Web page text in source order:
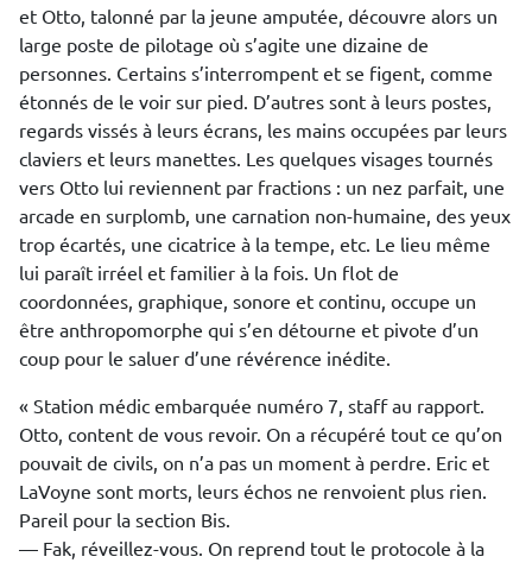
et Otto, talonné par la jeune amputée, découvre alors un
large poste de pilotage où s’agite une dizaine de
personnes. Certains s’interrompent et se figent, comme
étonnés de le voir sur pied. D’autres sont à leurs postes,
regards vissés à leurs écrans, les mains occupées par leurs
claviers et leurs manettes. Les quelques visages tournés
vers Otto lui reviennent par fractions : un nez parfait, une
arcade en surplomb, une carnation non-humaine, des yeux
trop écartés, une cicatrice à la tempe, etc. Le lieu même
lui paraît irréel et familier à la fois. Un flot de
coordonnées, graphique, sonore et continu, occupe un
être anthropomorphe qui s’en détourne et pivote d’un
coup pour le saluer d’une révérence inédite.
« Station médic embarquée numéro 7, staff au rapport.
Otto, content de vous revoir. On a récupéré tout ce qu’on
pouvait de civils, on n’a pas un moment à perdre. Eric et
LaVoyne sont morts, leurs échos ne renvoient plus rien.
Pareil pour la section Bis.
— Fak, réveillez-vous. On reprend tout le protocole à la